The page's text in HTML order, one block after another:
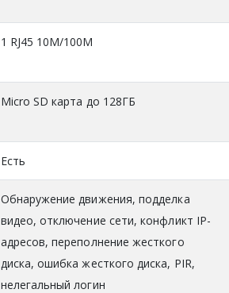
1 RJ45 10M/100M
Micro SD карта до 128ГБ
Есть
Обнаружение движения, подделка
видео, отключение сети, конфликт IP-
адресов, переполнение жесткого
диска, ошибка жесткого диска, PIR,
нелегальный логин